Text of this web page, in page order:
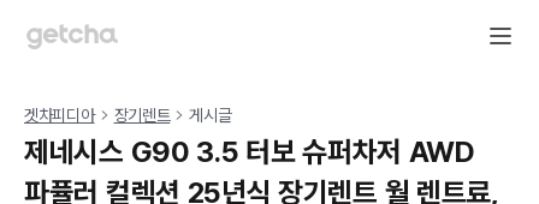
겟차피디아 장기렌트 게시글
제네시스 G90 3.5 터보 슈퍼차저 AWD
파퓰러 컬렉션 25년식 장기렌트 월 렌트료,